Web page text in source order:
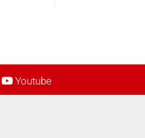
Youtube